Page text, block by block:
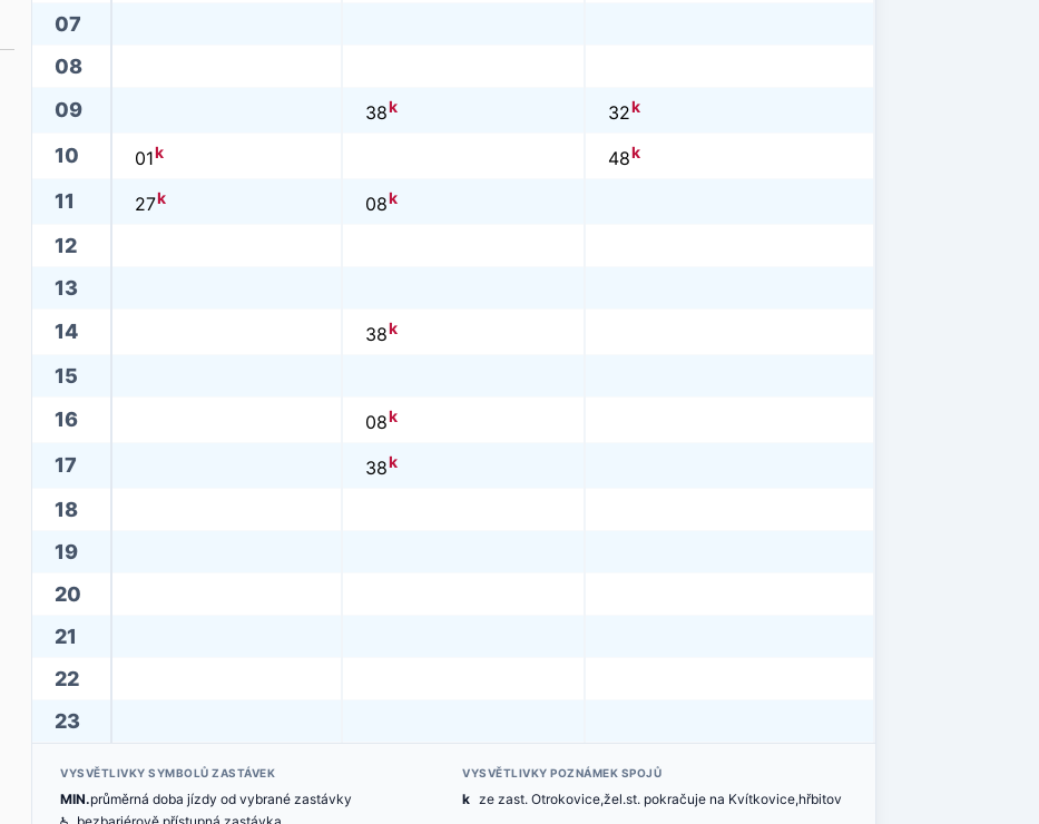
07
08
09
38k 32k
10 01k 48k
11 27k 08k
12
13
14
38k
15
16
08k
17 38k
18
19
20
21
22
23
VYSVĚTLIVKY SYMBOLŮ ZASTÁVEK
MIN.průměrná doba jízdy od vybrané zastávky
VYSVĚTLIVKY POZNÁMEK SPOJŮ
k ze zast. Otrokovice,žel.st. pokračuje na Kvítkovice,hřbitov